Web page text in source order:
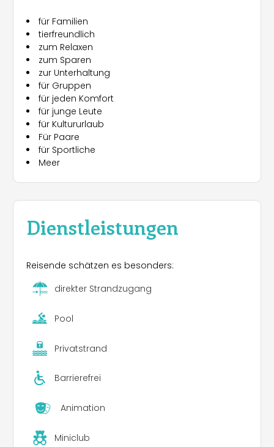
für Familien
tierfreundlich
zum Relaxen
zum Sparen
zur Unterhaltung
für Gruppen
für jeden Komfort
für junge Leute
für Kultururlaub
Für Paare
für Sportliche
Meer
Dienstleistungen
Reisende schätzen es besonders:
direkter Strandzugang
Pool
Privatstrand
Barrierefrei
Animation
Miniclub